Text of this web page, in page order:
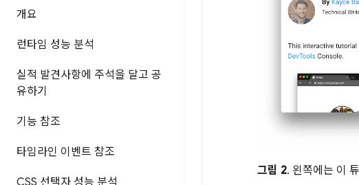
개요
런타임 성능 분석
실적 발견사항에 주석을 달고 공
유하기
기능 참조
타임라인 이벤트 참조
CSS 선택자 성능 분석
그림 2. 왼쪽에는 이